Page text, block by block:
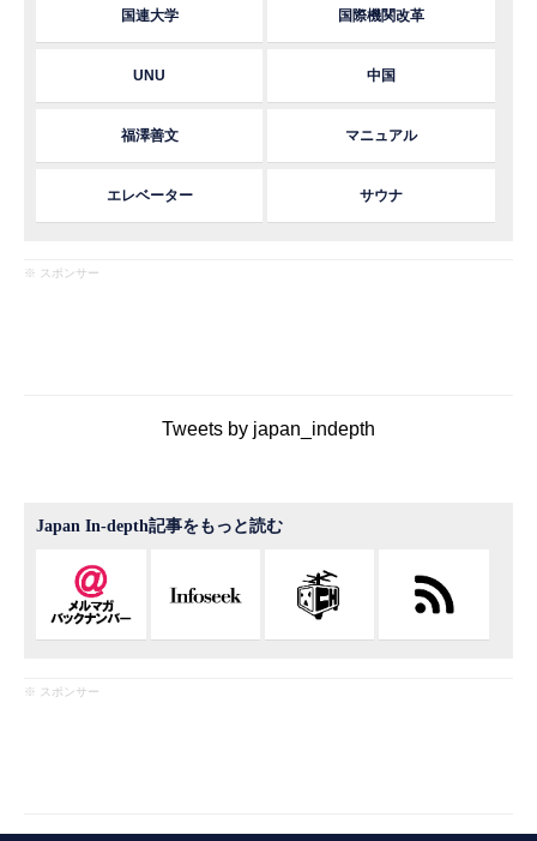
国連大学 国際機関改革
UNU 中国
福澤善文 マニュアル
エレベーター サウナ
※ スポンサー
Tweets by japan_indepth
Japan In-depth記事をもっと読む
※ スポンサー